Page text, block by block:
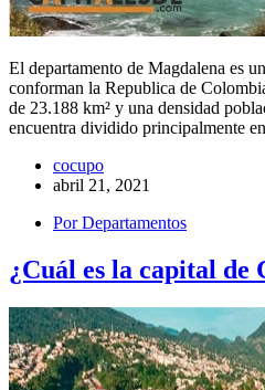
El departamento de Magdalena es
conforman la Republica de
de 23.188 km² y una densidad
encuentra dividido principalmente
cocupo
abril 21, 2021
Por Departamentos
¿Cuál es la capital de